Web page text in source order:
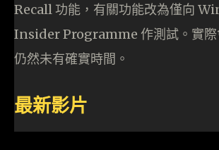
Recall 功能，有關功能改為僅向
Insider Programme 作測試。實際
仍然未有確實時間。
最新影片